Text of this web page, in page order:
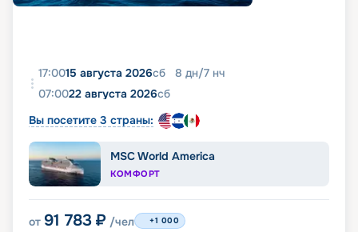
17:0015 августа 2026сб 8 дн/7 нч
07:0022 августа 2026сб
Вы посетите 3 страны:
MSC World America
КОМФОРТ
от 91 783 ₽ /чел +1 000